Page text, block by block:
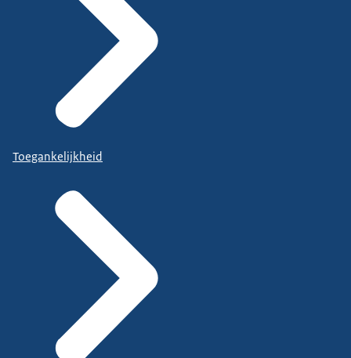
Toegankelijkheid